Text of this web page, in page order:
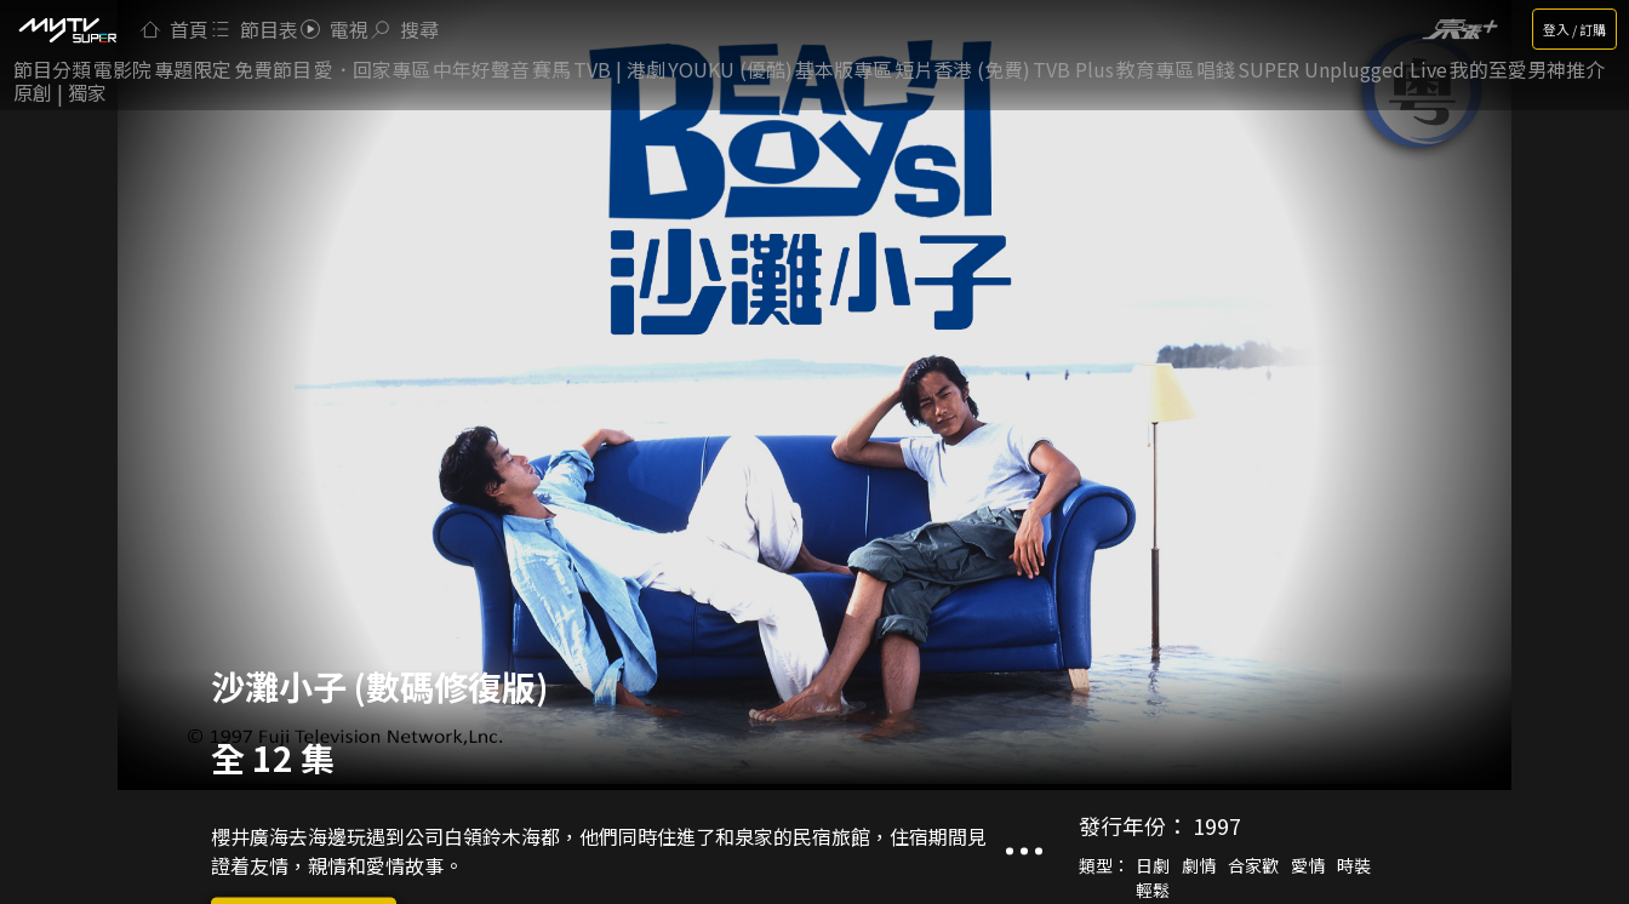
首頁 節目表 電視 搜尋 登入 / 訂購
節目分類電影院專題限定 免費節目 愛．回家專區中年好聲音賽馬TVB | 港劇YOUKU (優酷)基本版專區短片香港 (免費) TVB Plus教育專區唱錢SUPER Unplugged Live我的至愛男神推介
原創 | 獨家
沙灘小子 (數碼修復版)
全 12 集
櫻井廣海去海邊玩遇到公司白領鈴木海都，他們同時住進了和泉家的民宿旅館，住宿期間見
證着友情，親情和愛情故事。
發行年份： 1997
類型： 日劇 劇情 合家歡 愛情 時裝
輕鬆